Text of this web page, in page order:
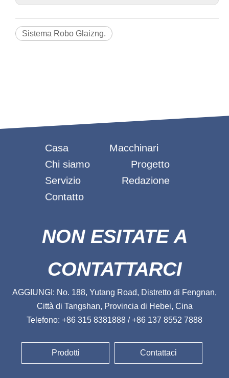
Sistema Robo Glaizng.
Casa
Macchinari
Chi siamo
Progetto
Servizio
Redazione
Contatto
NON ESITATE A
CONTATTARCI
AGGIUNGI: No. 188, Yutang Road, Distretto di Fengnan,
Città di Tangshan, Provincia di Hebei, Cina
Telefono: +86 315 8381888 / +86 137 8552 7888
Prodotti Contattaci